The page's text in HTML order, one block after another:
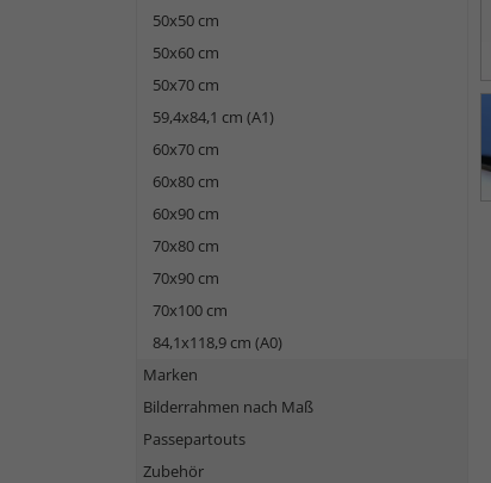
50x50 cm
50x60 cm
50x70 cm
59,4x84,1 cm (A1)
60x70 cm
60x80 cm
60x90 cm
70x80 cm
70x90 cm
70x100 cm
84,1x118,9 cm (A0)
Marken
Bilderrahmen nach Maß
Passepartouts
Zubehör